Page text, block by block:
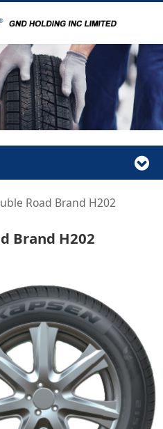
Brand
Road Brand H202
Brand H202